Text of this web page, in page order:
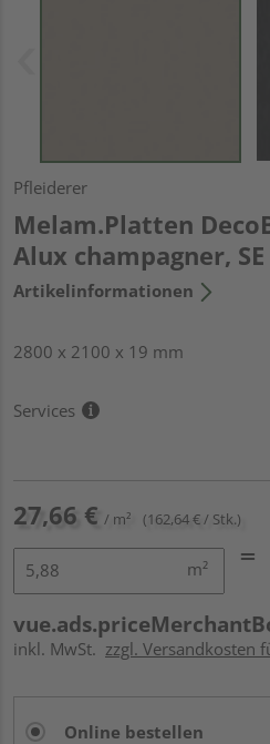
Pfleiderer
Melam.Platten
Alux champagner, SE
Artikelinformationen
2800 x 2100 x 19 mm
Services
27,66 € / m² (162,64 € / Stk.)
m²
inkl. MwSt. zzgl. Versandkosten
Online bestellen